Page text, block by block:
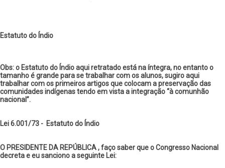
Estatuto do Índio
Obs: o Estatuto do Índio aqui retratado está na íntegra, no entanto o
tamanho é grande para se trabalhar com os alunos, sugiro aqui
trabalhar com os primeiros artigos que colocam a preservação das
comunidades indígenas tendo em vista a integração “à comunhão
nacional”.
Lei 6.001/73 - Estatuto do Índio
O PRESIDENTE DA REPÚBLICA , faço saber que o Congresso Nacional
decreta e eu sanciono a seguinte Lei: